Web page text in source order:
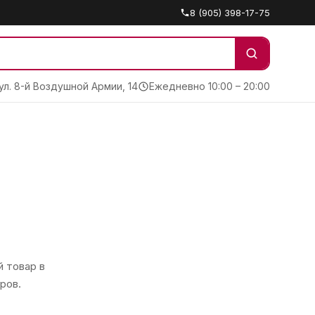
8 (905) 398-17-75
8-й Воздушной Армии, 14 Ежедневно 10:00 – 20:00
товар в